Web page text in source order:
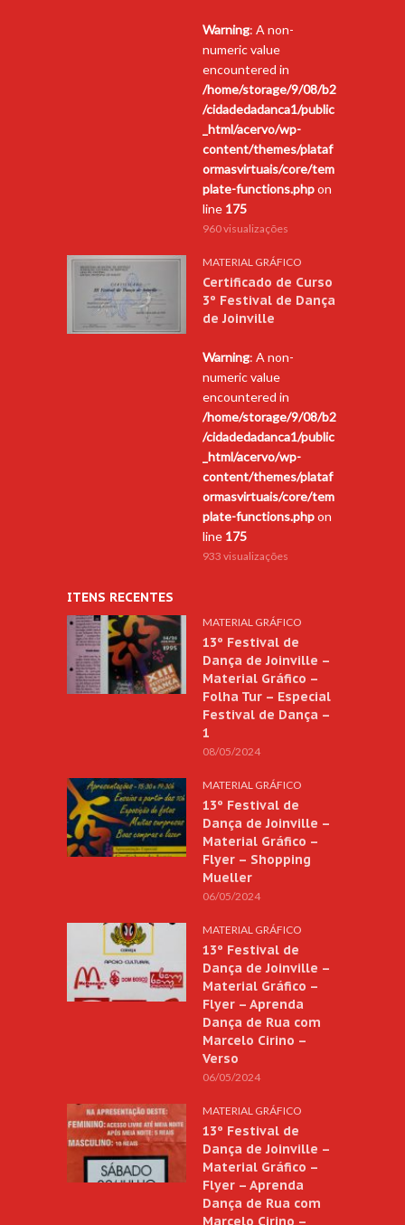
Warning: A non-
numeric value
encountered in
/home/storage/9/08/b2
/cidadedadanca1/public
_html/acervo/wp-
content/themes/plataf
ormasvirtuais/core/tem
plate-functions.phpon
line 175
960 visualizações
MATERIAL GRÁFICO
Certificado de Curso
3º Festival de Dança
de Joinville
Warning: A non-
numeric value
encountered in
/home/storage/9/08/b2
/cidadedadanca1/public
_html/acervo/wp-
content/themes/plataf
ormasvirtuais/core/tem
plate-functions.phpon
line 175
933 visualizações
ITENS RECENTES
MATERIAL GRÁFICO
13º Festival de
Dança de Joinville –
Material Gráfico –
Folha Tur – Especial
Festival de Dança –
1
08/05/2024
MATERIAL GRÁFICO
13º Festival de
Dança de Joinville –
Material Gráfico –
Flyer – Shopping
Mueller
06/05/2024
MATERIAL GRÁFICO
13º Festival de
Dança de Joinville –
Material Gráfico –
Flyer – Aprenda
Dança de Rua com
Marcelo Cirino –
Verso
06/05/2024
MATERIAL GRÁFICO
13º Festival de
Dança de Joinville –
Material Gráfico –
Flyer – Aprenda
Dança de Rua com
Marcelo Cirino –